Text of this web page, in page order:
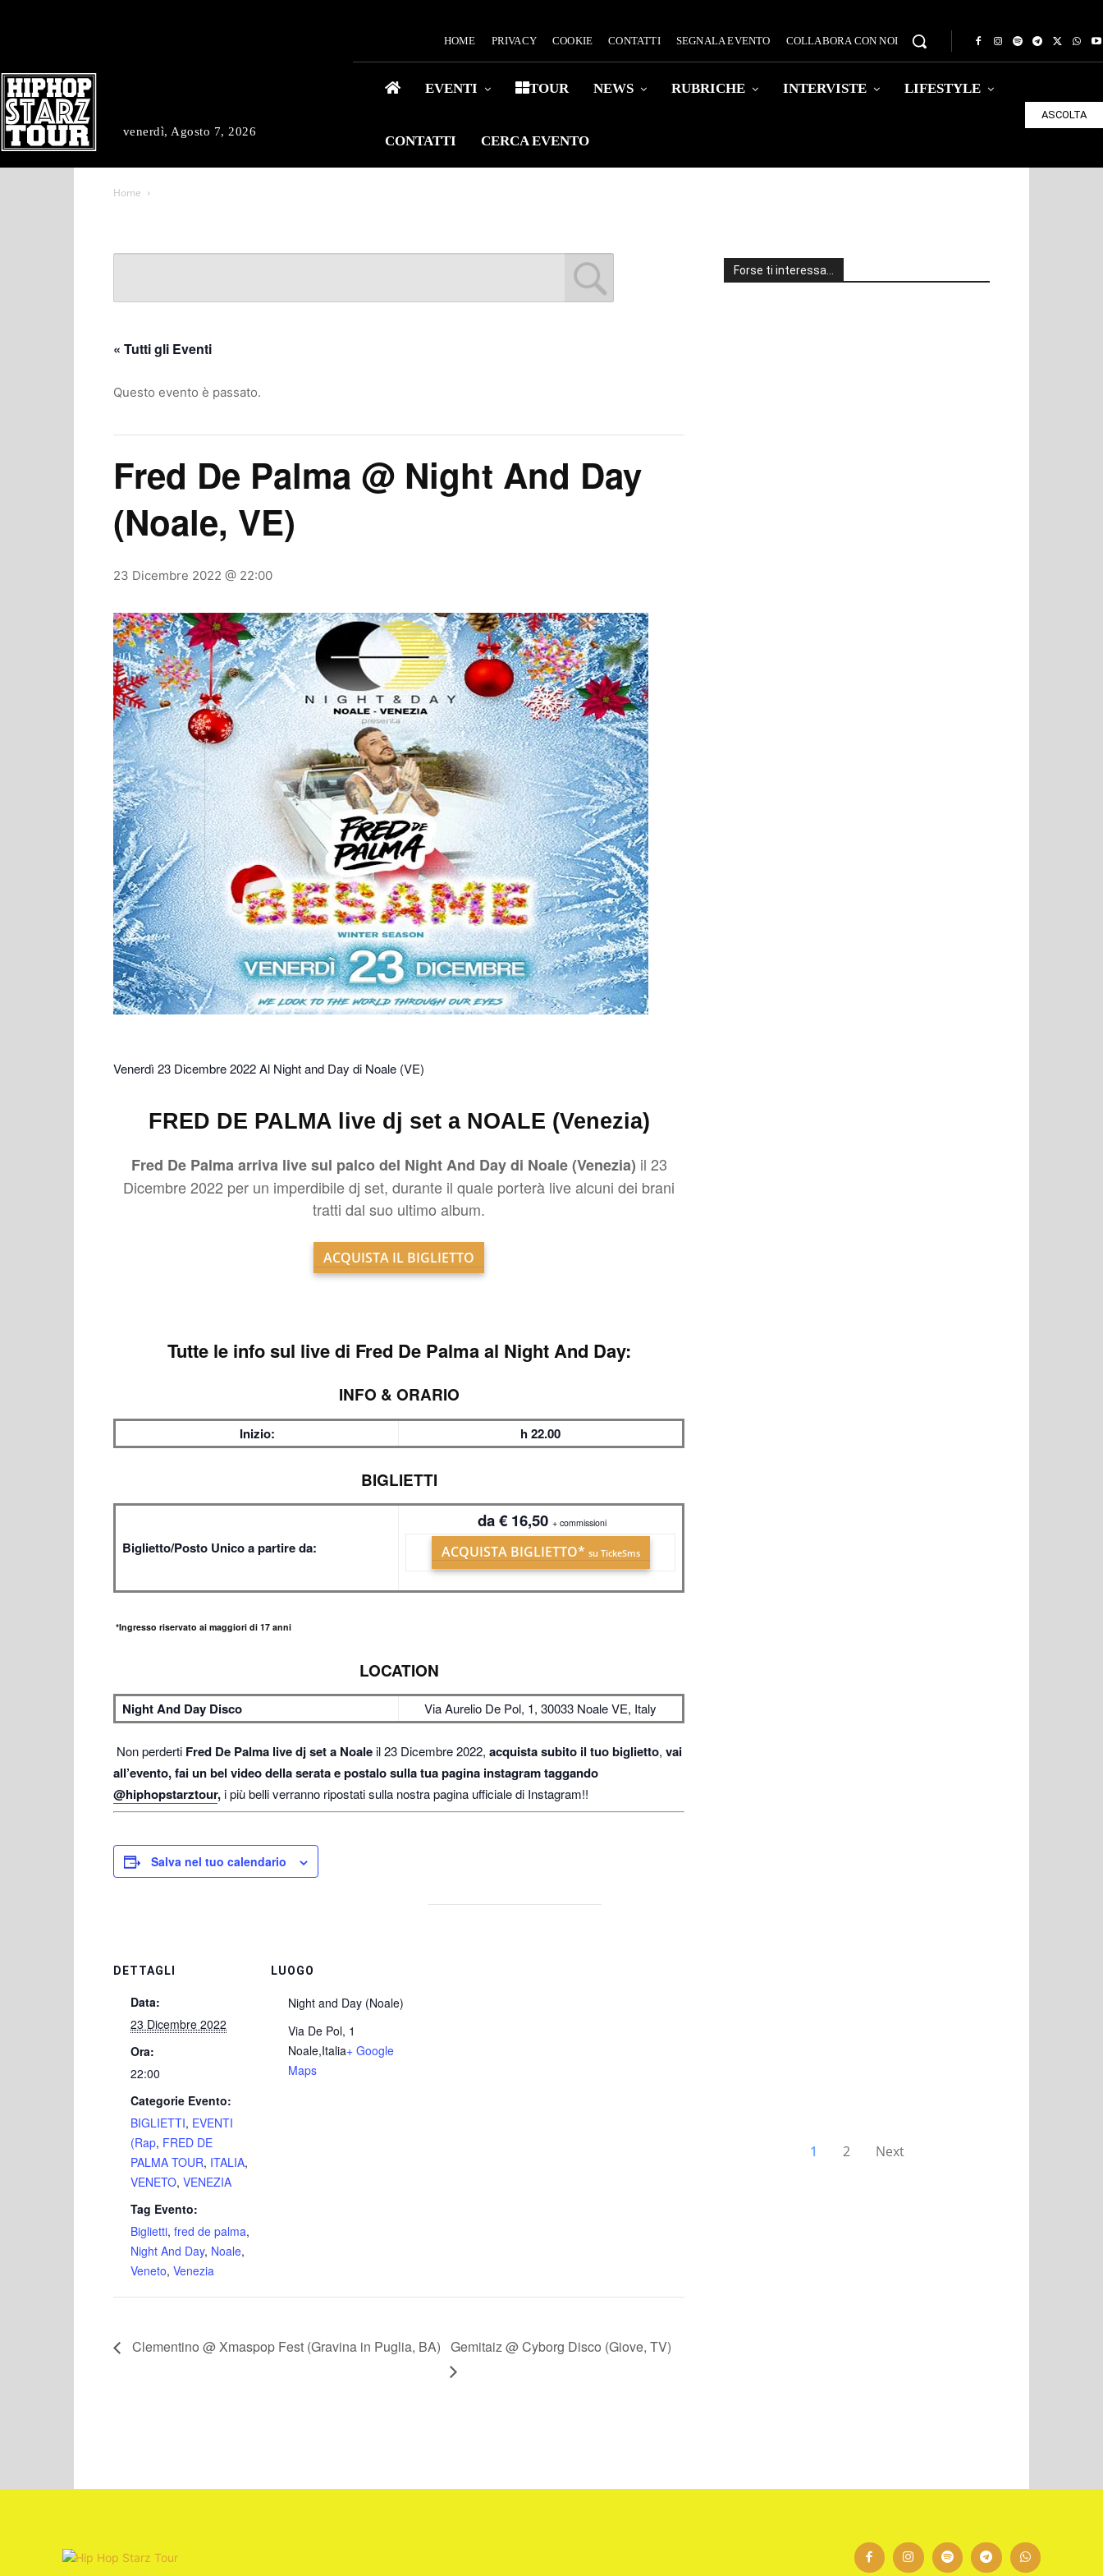
venerdì, Agosto 7, 2026
HOME PRIVACY COOKIE CONTATTI SEGNALA EVENTO COLLABORA CON NOI
EVENTI TOUR NEWS RUBRICHE INTERVISTE LIFESTYLE
CONTATTI CERCA EVENTO
ASCOLTA
Home
« Tutti gli Eventi
Questo evento è passato.
Fred De Palma @ Night And Day
(Noale, VE)
23 Dicembre 2022 @ 22:00
Venerdì 23 Dicembre 2022 Al Night and Day di Noale (VE)
FRED DE PALMA live dj set a NOALE (Venezia)
Fred De Palma arriva live sul palco del Night And Day di Noale (Venezia) il 23
Dicembre 2022 per un imperdibile dj set, durante il quale porterà live alcuni dei brani
tratti dal suo ultimo album.
ACQUISTA IL BIGLIETTO
Tutte le info sul live di Fred De Palma al Night And Day:
INFO & ORARIO
Inizio: h 22.00
BIGLIETTI
Biglietto/Posto Unico a partire da:
da € 16,50 + commissioni
ACQUISTA BIGLIETTO* su TickeSms
*Ingresso riservato ai maggiori di 17 anni
LOCATION
Night And Day Disco Via Aurelio De Pol, 1, 30033 Noale VE, Italy
Non perderti Fred De Palma live dj set a Noaleil 23 Dicembre 2022, acquista subito il tuo biglietto, vai
all’evento, fai un bel video della serata e postalo sulla tua pagina instagram taggando
@hiphopstarztour,i più belli verranno ripostati sulla nostra pagina ufficiale di Instagram!!
Salva nel tuo calendario
DETTAGLI
Data:
23 Dicembre 2022
Ora:
22:00
Categorie Evento:
BIGLIETTI, EVENTI
(Rap, FRED DE
PALMA TOUR, ITALIA,
VENETO, VENEZIA
Tag Evento:
Biglietti, fred de palma,
Night And Day, Noale,
Veneto, Venezia
LUOGO
Night and Day (Noale)
Via De Pol, 1
Noale,Italia+ Google
Maps
Clementino @ Xmaspop Fest (Gravina in Puglia, BA) Gemitaiz @ Cyborg Disco (Giove, TV)
Forse ti interessa…
1 2 Next